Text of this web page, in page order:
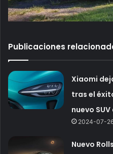
Publicaciones
Xiaomi
tras el
nuevo
2024-07-
Nuevo